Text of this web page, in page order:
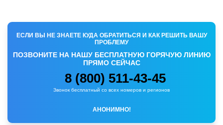
ЕСЛИ ВЫ НЕ ЗНАЕТЕ КУДА ОБРАТИТЬСЯ И КАК РЕШИТЬ ВАШУ
ПРОБЛЕМУ
ПОЗВОНИТЕ НА НАШУ БЕСПЛАТНУЮ ГОРЯЧУЮ ЛИНИЮ
ПРЯМО СЕЙЧАС
8 (800) 511-43-45
Звонок бесплатный со всех номеров и регионов
АНОНИМНО!